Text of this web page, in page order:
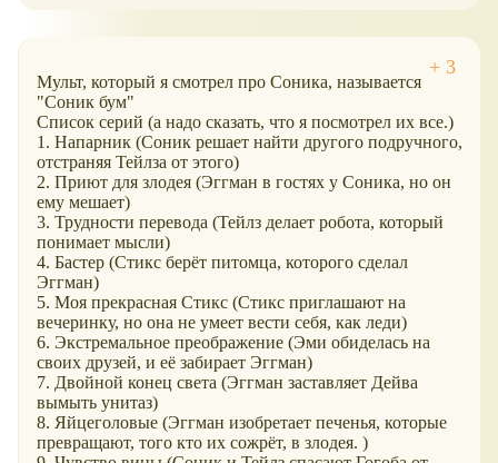
Мульт, который я смотрел про Соника, называется
"Соник бум"
Список серий (а надо сказать, что я посмотрел их все.)
1. Напарник (Соник решает найти другого подручного,
отстраняя Тейлза от этого)
2. Приют для злодея (Эггман в гостях у Соника, но он
ему мешает)
3. Трудности перевода (Тейлз делает робота, который
понимает мысли)
4. Бастер (Стикс берёт питомца, которого сделал
Эггман)
5. Моя прекрасная Стикс (Стикс приглашают на
вечеринку, но она не умеет вести себя, как леди)
6. Экстремальное преображение (Эми обиделась на
своих друзей, и её забирает Эггман)
7. Двойной конец света (Эггман заставляет Дейва
вымыть унитаз)
8. Яйцеголовые (Эггман изобретает печенья, которые
превращают, того кто их сожрёт, в злодея. )